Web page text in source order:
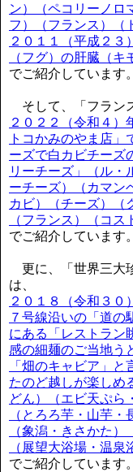
ン）（ペコリーノロ
フ）（フランス）（
２０１１（平成２３
（フグ）の肝臓（キ
でご紹介しています。
そして、「フラン
２０２２（令和４）
トコかみのやま店
ーズで白カビチー
リーチーズ」（ル
ーチーズ）（カマン
カビ）（チーズ）（
（フランス）（コス
でご紹介しています。
更に、「世界三大
は、
２０１８（令和３０
７号線沿いの「道の
にある「レストラン
感の細麺のご当地う
「畑のキャビア」
たのど越しが楽しめ
どん）（エビ天ぷら
（とろろ芋・山芋・
（象潟・きさかた）
（展望大浴場・温泉
でご紹介しています。